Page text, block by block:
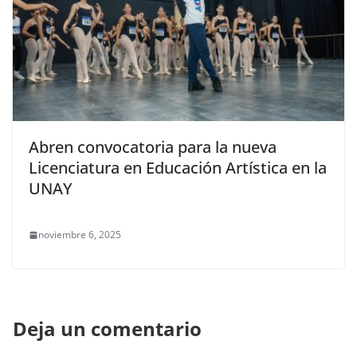
Abren convocatoria para la nueva
Licenciatura en Educación Artística en la
UNAY
noviembre 6, 2025
Deja un comentario